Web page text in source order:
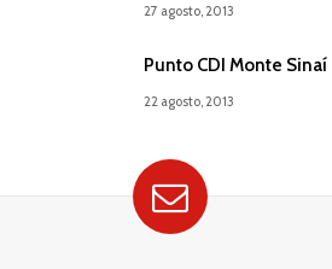
27 agosto, 2013
Punto CDI Monte Sinaí
22 agosto, 2013